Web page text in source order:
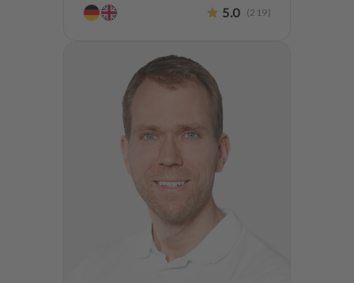
Alterszahnheilkunde
5.0 (219)